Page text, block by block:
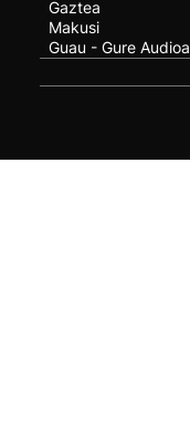
Gaztea
Makusi
Guau - Gure Audioa